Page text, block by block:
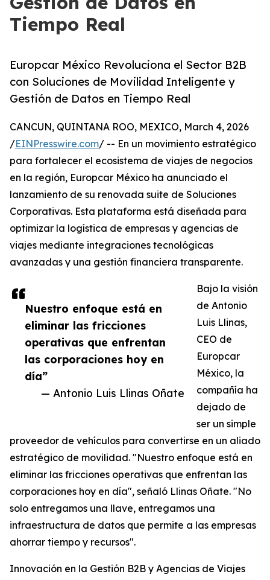
Tiempo Real
Europcar México Revoluciona el Sector B2B
con Soluciones de Movilidad Inteligente y
Gestión de Datos en Tiempo Real
Nuestro enfoque está en
eliminar las fricciones
operativas que enfrentan
las corporaciones hoy en
día”
— Antonio Luis Llinas Oñate
CANCUN, QUINTANA ROO, MEXICO, March 4, 2026
/EINPresswire.com/ -- En un movimiento estratégico
para fortalecer el ecosistema de viajes de negocios
en la región, Europcar México ha anunciado el
lanzamiento de su renovada suite de Soluciones
Corporativas. Esta plataforma está diseñada para
optimizar la logística de empresas y agencias de
viajes mediante integraciones tecnológicas
avanzadas y una gestión financiera transparente.
Bajo la visión
de Antonio
Luis Llinas,
CEO de
Europcar
México, la
compañía ha
dejado de
ser un simple
proveedor de vehículos para convertirse en un aliado
estratégico de movilidad. "Nuestro enfoque está en
eliminar las fricciones operativas que enfrentan las
corporaciones hoy en día", señaló Llinas Oñate. "No
solo entregamos una llave, entregamos una
infraestructura de datos que permite a las empresas
ahorrar tiempo y recursos".
Innovación en la Gestión B2B y Agencias de Viajes